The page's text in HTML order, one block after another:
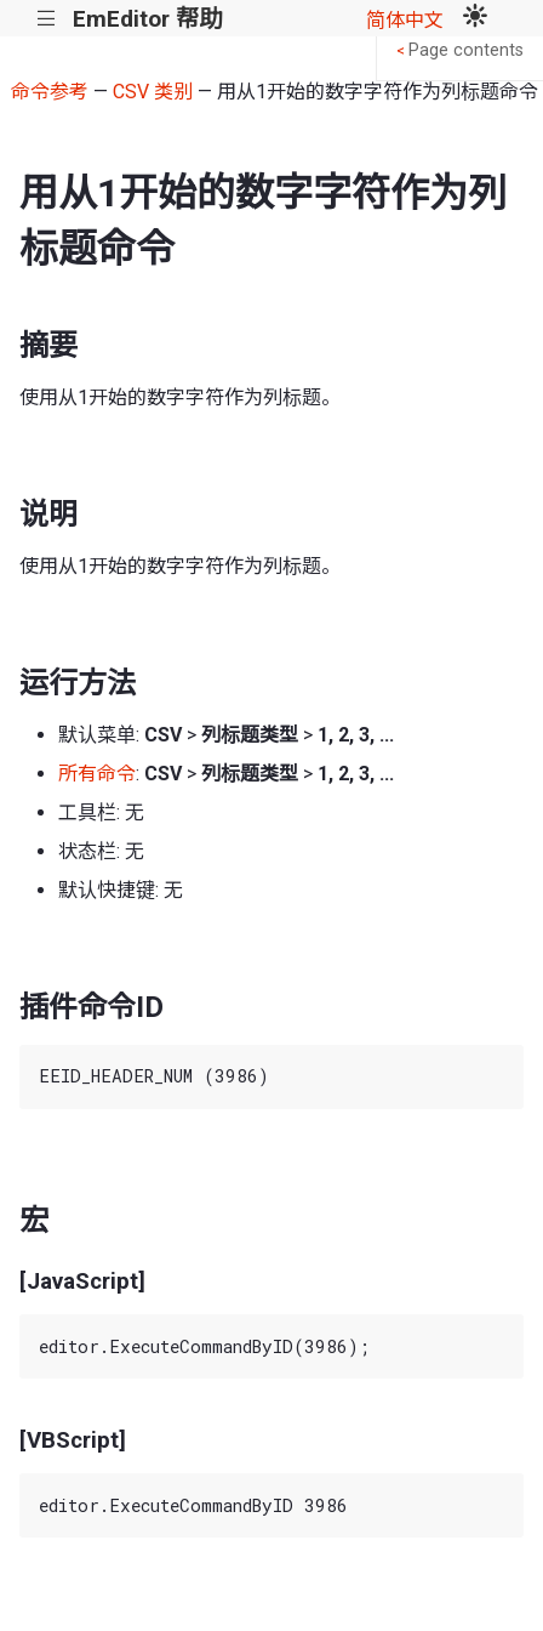
||| EmEditor 帮助 简体中文
命令参考 — CSV 类别 — 用从1开始的数字字符作为列标题命令
用从1开始的数字字符作为列
标题命令
摘要
使用从1开始的数字字符作为列标题。
说明
使用从1开始的数字字符作为列标题。
运行方法
默认菜单: CSV> 列标题类型 > 1, 2, 3, ...
所有命令: CSV> 列标题类型 > 1, 2, 3, ...
工具栏: 无
状态栏: 无
默认快捷键: 无
插件命令ID
宏
[JavaScript]
[VBScript]
< Page contents